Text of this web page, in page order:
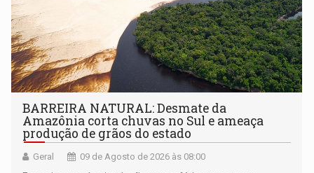
BARREIRA NATURAL: Desmate da
Amazônia corta chuvas no Sul e ameaça
produção de grãos do estado
Geral 09 de Agosto de 2026 às 08:00